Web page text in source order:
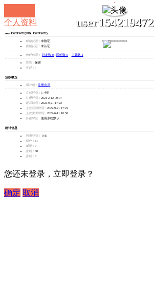
user154219472
发消息
个人资料
user154219472(UID: 154219472)
邮箱状态： 未验证
视频认证： 未认证
统计信息： 好友数 0 回帖数 0 主题数 1
性别： 保密
生日： -
活跃概况
用户组： 注册会员
在线时间： 5 小时
注册时间： 2021-2-12 00:07
最后访问： 2022-9-21 17:22
上次活动时间： 2022-9-21 17:22
上次发表时间： 2022-6-11 10:58
所在时区： 使用系统默认
统计信息
已用空间：
0 B
积分： 61
威望： 0
金钱： 60
贡献： 0
您还未登录，立即登录？
确定 取消